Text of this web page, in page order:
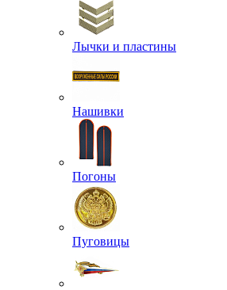
Лычки и пластины
Нашивки
Погоны
Пуговицы